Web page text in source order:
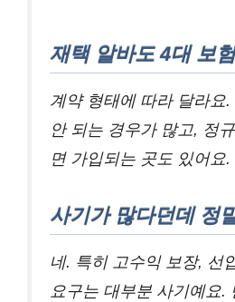
재택 알바도 4대 보
계약 형태에 따라 달라요
안 되는 경우가 많고, 정
면 가입되는 곳도 있어요.
사기가 많다던데 정
네. 특히 고수익 보장, 선
요구는 대부분 사기예요.